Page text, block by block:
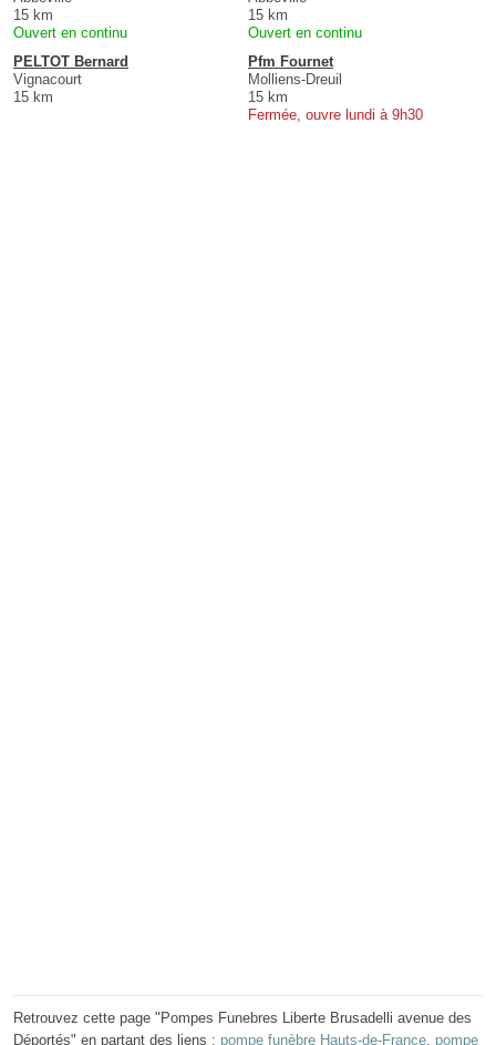
15 km
Ouvert en continu
15 km
Ouvert en continu
PELTOT Bernard
Vignacourt
15 km
Pfm Fournet
Molliens-Dreuil
15 km
Fermée, ouvre lundi à 9h30
Retrouvez cette page "Pompes Funebres Liberte Brusadelli avenue des
Déportés" en partant des liens : pompe funèbre Hauts-de-France, pompe